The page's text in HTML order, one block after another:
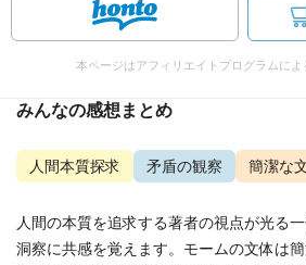
本ページはアフィリエイトプログラムに
みんなの感想まとめ
人間本質探求 矛盾の観察 簡潔な
人間の本質を追求する著者の視点が光る
洞察に共感を覚えます。モームの文体は